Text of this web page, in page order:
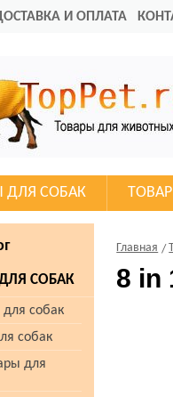
И ОПЛАТА
ДЛЯ СОБАК
СОБАК
собак
собак
для
Главная
8 in